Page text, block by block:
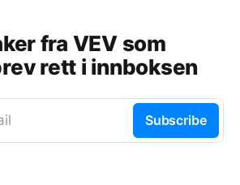
fra VEV som
rett i innboksen
Subscribe